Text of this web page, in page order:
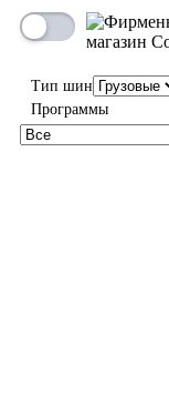
Тип шин
Программы